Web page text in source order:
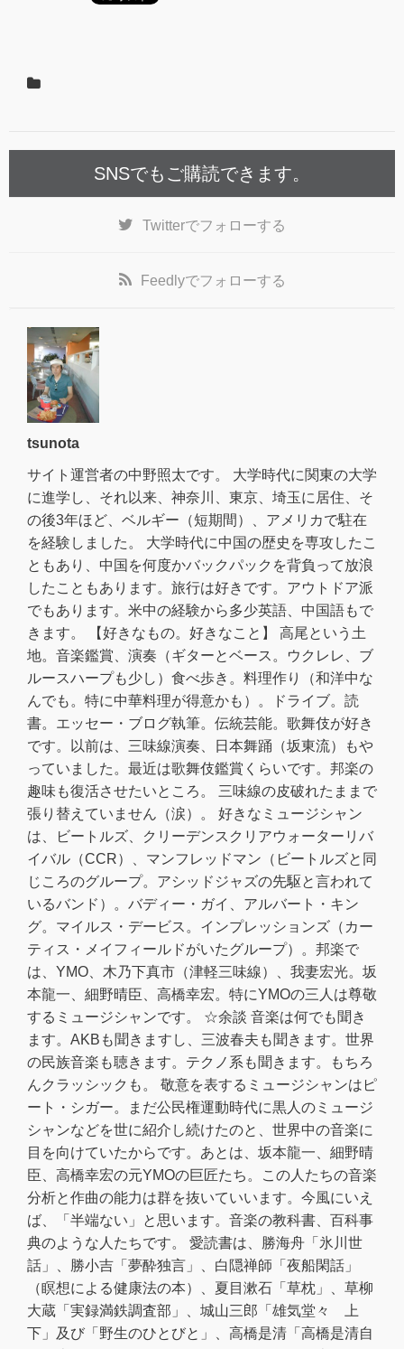
SNSでもご購読できます。
Twitterでフォローする
Feedlyでフォローする
tsunota
サイト運営者の中野照太です。 大学時代に関東の大学
に進学し、それ以来、神奈川、東京、埼玉に居住、そ
の後3年ほど、ベルギー（短期間）、アメリカで駐在
を経験しました。 大学時代に中国の歴史を専攻したこ
ともあり、中国を何度かバックパックを背負って放浪
したこともあります。旅行は好きです。アウトドア派
でもあります。米中の経験から多少英語、中国語もで
きます。 【好きなもの。好きなこと】 高尾という土
地。音楽鑑賞、演奏（ギターとベース。ウクレレ、ブ
ルースハープも少し）食べ歩き。料理作り（和洋中な
んでも。特に中華料理が得意かも）。ドライブ。読
書。エッセー・ブログ執筆。伝統芸能。歌舞伎が好き
です。以前は、三味線演奏、日本舞踊（坂東流）もや
っていました。最近は歌舞伎鑑賞くらいです。邦楽の
趣味も復活させたいところ。 三味線の皮破れたままで
張り替えていません（涙）。 好きなミュージシャン
は、ビートルズ、クリーデンスクリアウォーターリバ
イバル（CCR）、マンフレッドマン（ビートルズと同
じころのグループ。アシッドジャズの先駆と言われて
いるバンド）。バディー・ガイ、アルバート・キン
グ。マイルス・デービス。インプレッションズ（カー
ティス・メイフィールドがいたグループ）。邦楽で
は、YMO、木乃下真市（津軽三味線）、我妻宏光。坂
本龍一、細野晴臣、高橋幸宏。特にYMOの三人は尊敬
するミュージシャンです。 ☆余談 音楽は何でも聞き
ます。AKBも聞きますし、三波春夫も聞きます。世界
の民族音楽も聴きます。テクノ系も聞きます。もちろ
んクラッシックも。 敬意を表するミュージシャンはピ
ート・シガー。まだ公民権運動時代に黒人のミュージ
シャンなどを世に紹介し続けたのと、世界中の音楽に
目を向けていたからです。あとは、坂本龍一、細野晴
臣、高橋幸宏の元YMOの巨匠たち。この人たちの音楽
分析と作曲の能力は群を抜いていいます。今風にいえ
ば、「半端ない」と思います。音楽の教科書、百科事
典のような人たちです。 愛読書は、勝海舟「氷川世
話」、勝小吉「夢酔独言」、白隠禅師「夜船閑話」
（瞑想による健康法の本）、夏目漱石「草枕」、草柳
大蔵「実録満鉄調査部」、城山三郎「雄気堂々 上
下」及び「野生のひとびと」、高橋是清「高橋是清自